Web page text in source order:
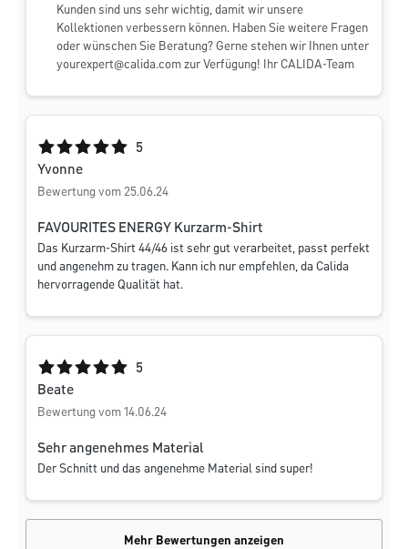
Kunden sind uns sehr wichtig, damit wir unsere
Kollektionen verbessern können. Haben Sie weitere Fragen
oder wünschen Sie Beratung? Gerne stehen wir Ihnen unter
yourexpert@calida.com zur Verfügung! Ihr CALIDA-Team
Durchschnittliche Bewertung von 5 von 5 Sternen
5
Yvonne
Bewertung vom 25.06.24
FAVOURITES ENERGY Kurzarm-Shirt
Das Kurzarm-Shirt 44/46 ist sehr gut verarbeitet, passt perfekt
und angenehm zu tragen. Kann ich nur empfehlen, da Calida
hervorragende Qualität hat.
Durchschnittliche Bewertung von 5 von 5 Sternen
5
Beate
Bewertung vom 14.06.24
Sehr angenehmes Material
Der Schnitt und das angenehme Material sind super!
Mehr Bewertungen anzeigen